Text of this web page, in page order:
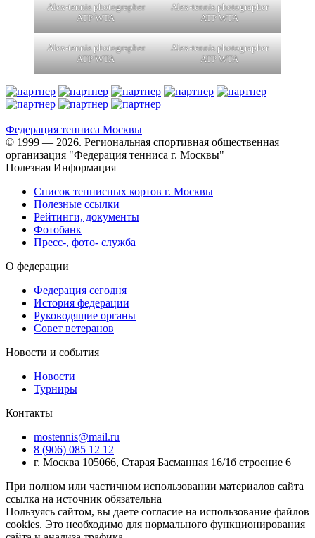
Alex-tennis photographer
ATP WTA
Alex-tennis photographer
ATP WTA
Alex-tennis photographer
ATP WTA
Alex-tennis photographer
ATP WTA
Федерация тенниса Москвы
© 1999 — 2026. Региональная спортивная общественная
организация "Федерация тенниса г. Москвы"
Полезная Информация
Список теннисных кортов г. Москвы
Полезные ссылки
Рейтинги, документы
Фотобанк
Пресс-, фото- служба
О федерации
Федерация сегодня
История федерации
Руководящие органы
Совет ветеранов
Новости и события
Новости
Турниры
Контакты
mostennis@mail.ru
8 (906) 085 12 12
г. Москва 105066, Старая Басманная 16/1б строение 6
При полном или частичном использовании материалов сайта
ссылка на источник обязательна
Пользуясь сайтом, вы даете согласие на использование файлов
cookies. Это необходимо для нормального функционирования